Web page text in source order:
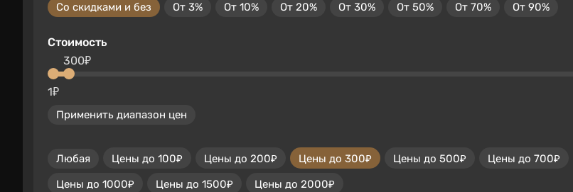
Со скидками и без От 3% От 10% От 20% От 30% От 50% От 70% От 90%
Стоимость
1₽
300₽
Применить диапазон цен
Любая Цены до 100₽ Цены до 200₽ Цены до 300₽ Цены до 500₽
Цены до 700₽
Цены до 1000₽
Цены до 1500₽ Цены до 2000₽